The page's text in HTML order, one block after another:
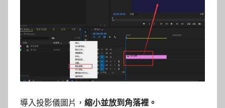
導入投影儀圖片， 縮小並放到角落裡。